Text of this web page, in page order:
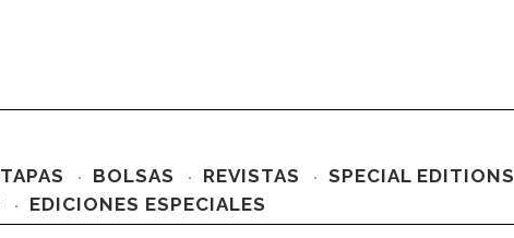
TAPAS BOLSAS REVISTAS
SPECIAL EDITIONS
EDICIONES ESPECIALES